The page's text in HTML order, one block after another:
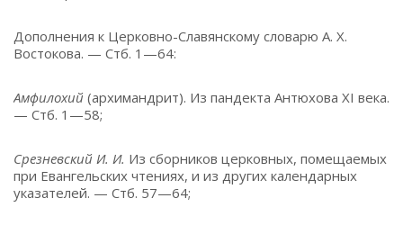
Дополнения к Церковно-Славянскому словарю А. Х.
Востокова. — Стб. 1—64:
Амфилохий (архимандрит). Из пандекта Антюхова XI века.
— Стб. 1—58;
Срезневский И. И. Из сборников церковных, помещаемых
при Евангельских чтениях, и из других календарных
указателей. — Стб. 57—64;